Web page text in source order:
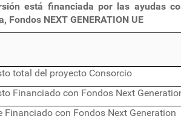
está financiada por las ayudas
Fondos NEXT GENERATION UE
total del proyecto Consorcio
Financiado con Fondos Next
Financiado con Fondos Next Generation